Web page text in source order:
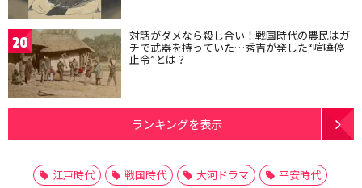
20 対話がダメなら殺し合い！戦国時代の農民はガ
チで武器を持っていた…秀吉が発した“喧嘩停
止令”とは？
ランキングを表示
江戸時代 戦国時代 大河ドラマ
平安時代